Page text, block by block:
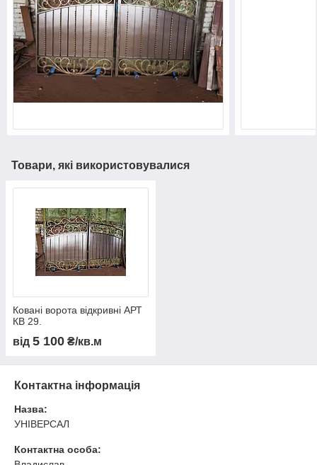
Товари, які використовувалися
Ковані ворота відкривні АРТ
КВ 29.
від 5 100 ₴/кв.м
Контактна інформація
Назва:
УНІВЕРСАЛ
Контактна особа: